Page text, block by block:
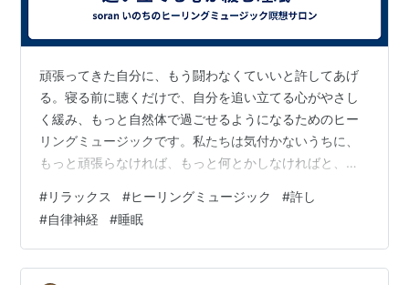
頑張ってきた自分に、もう闘わなくていいと許してあげ
る。​​​寝る前に聴くだけで、自分を追い立てる​心がやさし
く緩み、もっと自然体で​過ごせるようになるためのヒー
リングミュージックです。​​​私たちは気付かないうちに、​
もっと頑張らなければ、​もっと何とかしなければと、​自
いつしか、​休むことや力を抜くことにさえ、​理由や許可
が必要だと感じてしまいます。​​​けれど今夜だけは、​少し
肩の力を抜いてみませんか。​​​何かを証明しなくても大丈
夫。​何かと闘わなくても大丈夫。​​​背負い続けてきた重荷
#リラックス #ヒーリングミュージック #許し
#自律神経 #睡眠